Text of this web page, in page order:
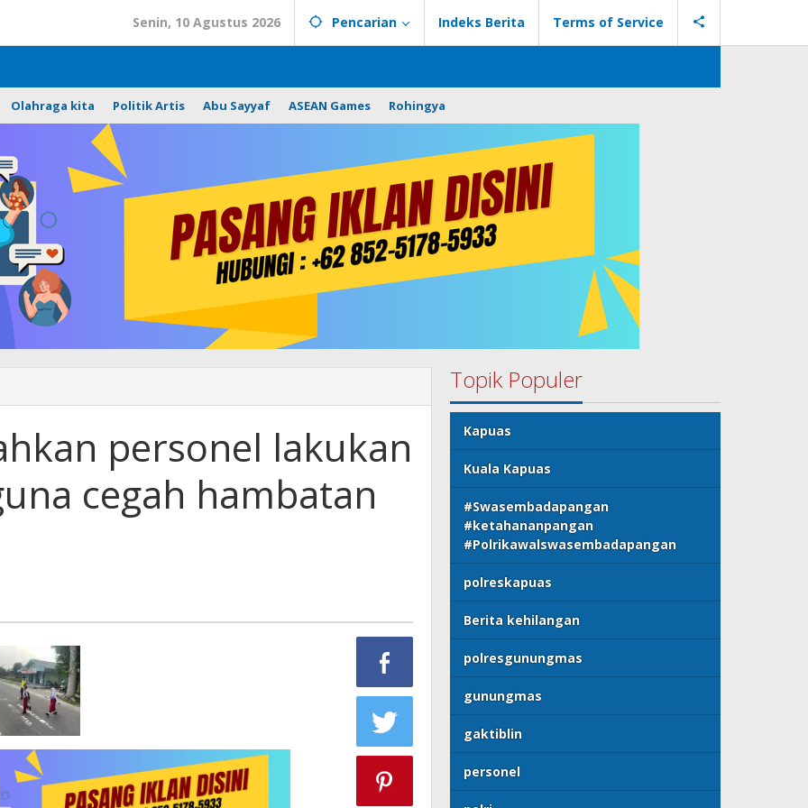
Senin, 10 Agustus 2026 Pencarian Indeks Berita Terms of Service
Olahraga kita Politik Artis Abu Sayyaf ASEAN Games Rohingya
personel lakukan
cegah hambatan
Topik Populer
Kapuas
Kuala Kapuas
#Swasembadapangan
#ketahananpangan
#Polrikawalswasembadapangan
polreskapuas
Berita kehilangan
polresgunungmas
gunungmas
gaktiblin
personel